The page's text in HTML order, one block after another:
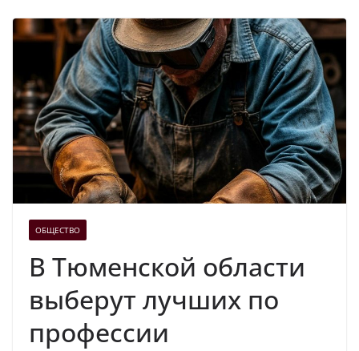
ОБЩЕСТВО
В Тюменской области
выберут лучших по
профессии